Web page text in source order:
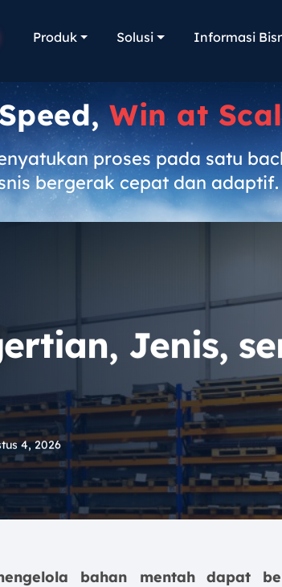
Produk Solusi Informasi
Win at
proses pada satu
bergerak cepat dan adaptif.
Jenis,
4, 2026
bahan mentah
dapat